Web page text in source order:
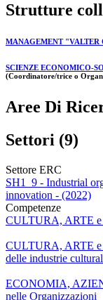
Strutture
MANAGEMENT "VALTER
SCIENZE ECONOMICO-
(Coordinatore/trice o
Aree Di
Settori (9)
Settore ERC
SH1_9 - Industrial
innovation - (2022)
Competenze
CULTURA, ARTE
CULTURA, ARTE e
delle industrie
ECONOMIA,
nelle Organizzazioni